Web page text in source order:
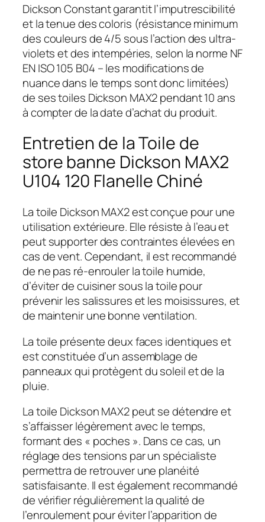
Dickson Constant garantit l’imputrescibilité
et la tenue des coloris (résistance minimum
des couleurs de 4/5 sous l’action des ultra-
violets et des intempéries, selon la norme NF
EN ISO 105 B04 – les modifications de
nuance dans le temps sont donc limitées)
de ses toiles Dickson MAX2 pendant 10 ans
à compter de la date d’achat du produit.
Entretien de la Toile de
store banne Dickson MAX2
U104 120 Flanelle Chiné
La toile Dickson MAX2 est conçue pour une
utilisation extérieure. Elle résiste à l’eau et
peut supporter des contraintes élevées en
cas de vent. Cependant, il est recommandé
de ne pas ré-enrouler la toile humide,
d’éviter de cuisiner sous la toile pour
prévenir les salissures et les moisissures, et
de maintenir une bonne ventilation.
La toile présente deux faces identiques et
est constituée d’un assemblage de
panneaux qui protègent du soleil et de la
pluie.
La toile Dickson MAX2 peut se détendre et
s’affaisser légèrement avec le temps,
formant des « poches ». Dans ce cas, un
réglage des tensions par un spécialiste
permettra de retrouver une planéité
satisfaisante. Il est également recommandé
de vérifier régulièrement la qualité de
l’enroulement pour éviter l’apparition de